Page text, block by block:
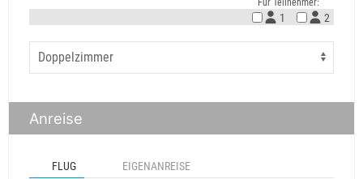
Für Teilnehmer:
1 2
Anreise
FLUG EIGENANREISE